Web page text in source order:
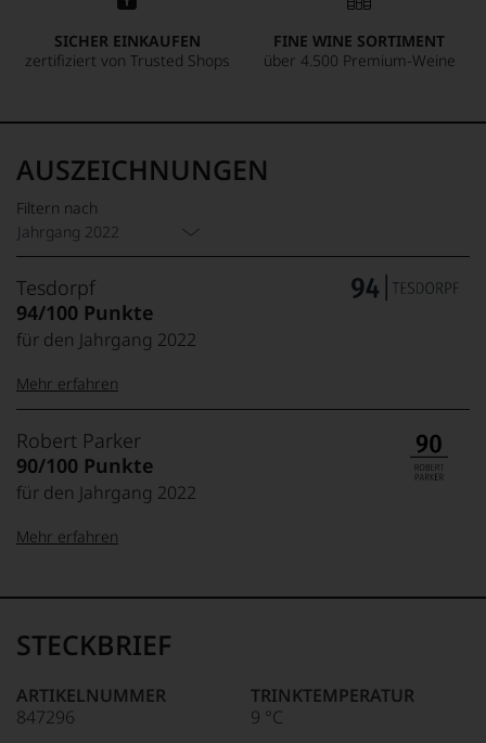
SICHER EINKAUFEN
zertifiziert von Trusted Shops
FINE WINE SORTIMENT
über 4.500 Premium-Weine
AUSZEICHNUNGEN
Filtern nach
Jahrgang 2022
Tesdorpf
94/100 Punkte
für den Jahrgang 2022
99–100 Punkte:
95–98 Punkte:
85–89 Punkte:
Tesdorpf
Der
Name
Tesdorpf
für
für
edlen
der
Welt,
wie
Mehr erfahren
Robert Parker
90/100 Punkte
für den Jahrgang 2022
95-90 Punkte:
Parker
Ganz
ohne
war
Robert
Mehr erfahren
STECKBRIEF
ARTIKELNUMMER
847296
TRINKTEMPERATUR
9 °C